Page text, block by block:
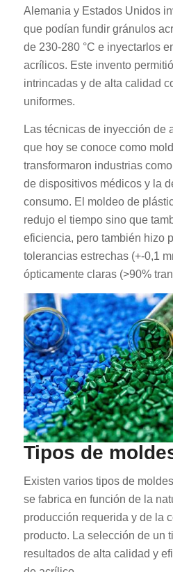
Alemania y Estados Unidos
que podían fundir gránulos
de 230-280 °C e inyectarlos
acrílicos. Este invento
intrincadas y de alta calidad
uniformes.
Las técnicas de inyección de
que hoy se conoce como
transformaron industrias
de dispositivos médicos y la
consumo. El moldeo de
redujo el tiempo sino que
eficiencia, pero también hizo
tolerancias estrechas (+-0,1
ópticamente claras (>90%
Tipos de
Existen varios tipos de
se fabrica en función de la
producción requerida y de la
producto. La selección de un
resultados de alta calidad y